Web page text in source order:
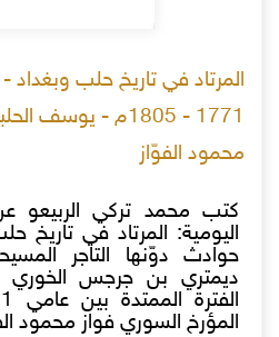
المرتاد في تاريخ حلب وبغداد
1771 - 1805م - يوسف
محمود الفوّاز
كتب محمد تركي الربيعو
اليومية: المرتاد في تاريخ
حوادث دوّنها التاجر
ديمتري بن جرجس الخوري
المؤرخ السوري فواز محمود